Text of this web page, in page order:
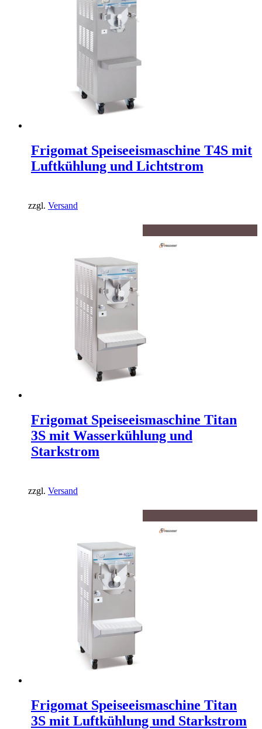
Frigomat Speiseeismaschine T4S mit
Luftkühlung und Lichtstrom
zzgl. Versand
Frigomat Speiseeismaschine Titan
3S mit Wasserkühlung und
Starkstrom
zzgl. Versand
Frigomat Speiseeismaschine Titan
3S mit Luftkühlung und Starkstrom